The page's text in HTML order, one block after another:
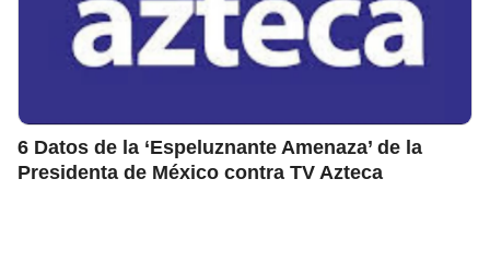
6 Datos de la ‘Espeluznante Amenaza’ de la
Presidenta de México contra TV Azteca